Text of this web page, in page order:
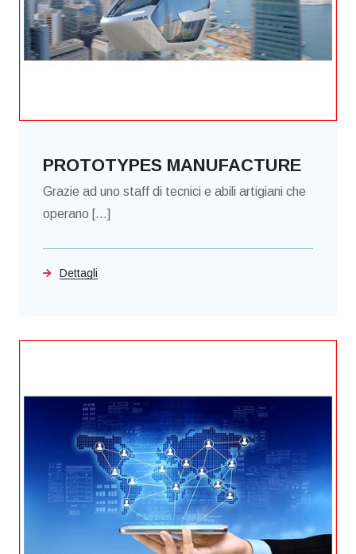
PROTOTYPES MANUFACTURE
Grazie ad uno staff di tecnici e abili artigiani che
operano [...]
Dettagli